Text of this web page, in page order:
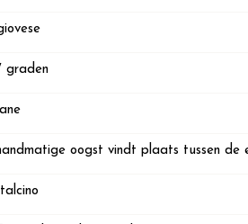
graden
oogst vindt plaats tussen de